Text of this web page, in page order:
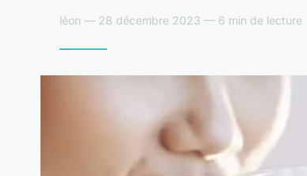
léon — 28 décembre 2023 — 6 min de lecture